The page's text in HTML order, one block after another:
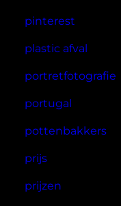
pinterest
plastic afval
portretfotografie
portugal
pottenbakkers
prijs
prijzen